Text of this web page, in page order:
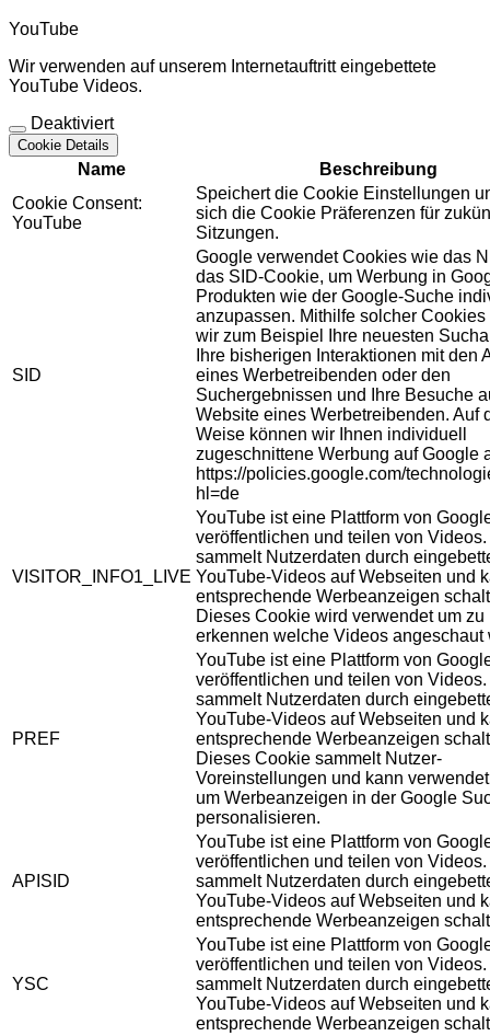
YouTube
Wir verwenden auf unserem Internetauftritt eingebettete
YouTube Videos.
Deaktiviert
Cookie Details
Name
Beschreibung
Cookie Consent:
YouTube
Speichert die Cookie Einstellungen
sich die Cookie Präferenzen für
Sitzungen.
SID
Google verwendet Cookies wie das
das SID-Cookie, um Werbung in
Produkten wie der Google-Suche
anzupassen. Mithilfe solcher Cookies
wir zum Beispiel Ihre neuesten
Ihre bisherigen Interaktionen mit den
eines Werbetreibenden oder den
Suchergebnissen und Ihre Besuche
Website eines Werbetreibenden. Auf
Weise können wir Ihnen individuell
zugeschnittene Werbung auf Google
https://policies.google.com/
hl=de
VISITOR_INFO1_LIVE
YouTube ist eine Plattform von
veröffentlichen und teilen von
sammelt Nutzerdaten durch
YouTube-Videos auf Webseiten und
entsprechende Werbeanzeigen
Dieses Cookie wird verwendet um zu
erkennen welche Videos angeschaut
PREF
YouTube ist eine Plattform von
veröffentlichen und teilen von
sammelt Nutzerdaten durch
YouTube-Videos auf Webseiten und
entsprechende Werbeanzeigen
Dieses Cookie sammelt Nutzer-
Voreinstellungen und kann
um Werbeanzeigen in der Google
personalisieren.
APISID
YouTube ist eine Plattform von
veröffentlichen und teilen von
sammelt Nutzerdaten durch
YouTube-Videos auf Webseiten und
entsprechende Werbeanzeigen
YSC
YouTube ist eine Plattform von
veröffentlichen und teilen von
sammelt Nutzerdaten durch
YouTube-Videos auf Webseiten und
entsprechende Werbeanzeigen